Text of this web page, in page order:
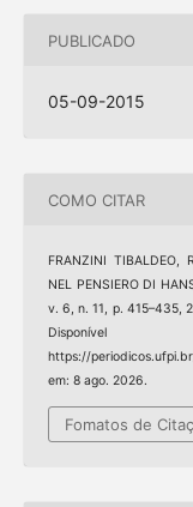
PUBLICADO
05-09-2015
COMO CITAR
FRANZINI TIBALDEO,
NEL PENSIERO DI
v. 6, n. 11, p. 415–435,
https://
em: 8 ago. 2026.
Fomatos de